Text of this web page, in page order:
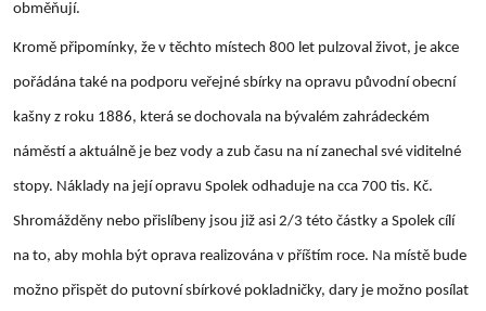
obměňují.
Kromě připomínky, že v těchto místech 800 let pulzoval život, je akce
pořádána také na podporu veřejné sbírky na opravu původní obecní
kašny z roku 1886, která se dochovala na bývalém zahrádeckém
náměstí a aktuálně je bez vody a zub času na ní zanechal své viditelné
stopy. Náklady na její opravu Spolek odhaduje na cca 700 tis. Kč.
Shromážděny nebo přislíbeny jsou již asi 2/3 této částky a Spolek cílí
na to, aby mohla být oprava realizována v příštím roce. Na místě bude
možno přispět do putovní sbírkové pokladničky, dary je možno posílat